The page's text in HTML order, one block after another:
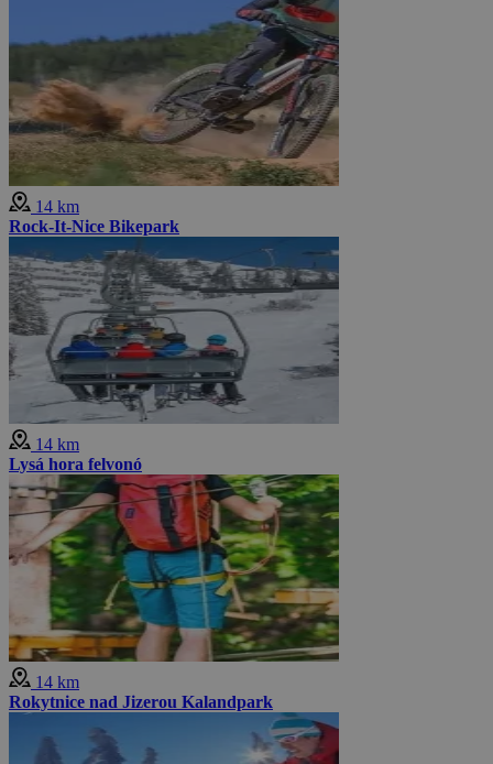
14 km
Rock-It-Nice Bikepark
14 km
Lysá hora felvonó
14 km
Rokytnice nad Jizerou Kalandpark